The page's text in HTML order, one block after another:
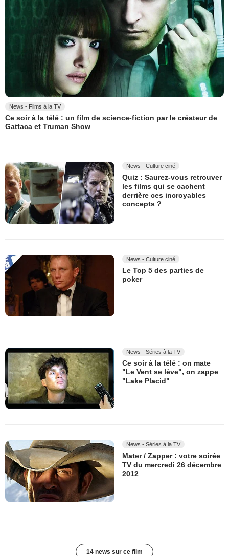
News - Films à la TV
Ce soir à la télé : un film de science-fiction par le créateur de
Gattaca et Truman Show
News - Culture ciné
Quiz : Saurez-vous retrouver
les films qui se cachent
derrière ces incroyables
concepts ?
News - Culture ciné
Le Top 5 des parties de
poker
News - Séries à la TV
Ce soir à la télé : on mate
"Le Vent se lève", on zappe
"Lake Placid"
News - Séries à la TV
Mater / Zapper : votre soirée
TV du mercredi 26 décembre
2012
14 news sur ce film